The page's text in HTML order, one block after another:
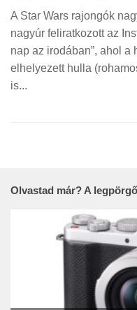
A Star Wars rajongók
nagyúr feliratkozott az
nap az irodában”, ahol a
elhelyezett hulla
is...
Olvastad már? A